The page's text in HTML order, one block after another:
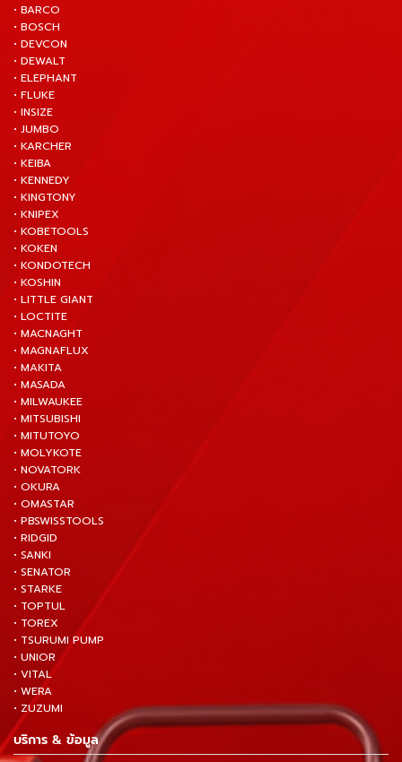
• BARCO
• BOSCH
• DEVCON
• DEWALT
• ELEPHANT
• FLUKE
• INSIZE
• JUMBO
• KARCHER
• KEIBA
• KENNEDY
• KINGTONY
• KNIPEX
• KOBETOOLS
• KOKEN
• KONDOTECH
• KOSHIN
• LITTLE GIANT
• LOCTITE
• MACNAGHT
• MAGNAFLUX
• MAKITA
• MASADA
• MILWAUKEE
• MITSUBISHI
• MITUTOYO
• MOLYKOTE
• NOVATORK
• OKURA
• OMASTAR
• PBSWISSTOOLS
• RIDGID
• SANKI
• SENATOR
• STARKE
• TOPTUL
• TOREX
• TSURUMI PUMP
• UNIOR
• VITAL
• WERA
• ZUZUMI
บริการ & ข้อมูล